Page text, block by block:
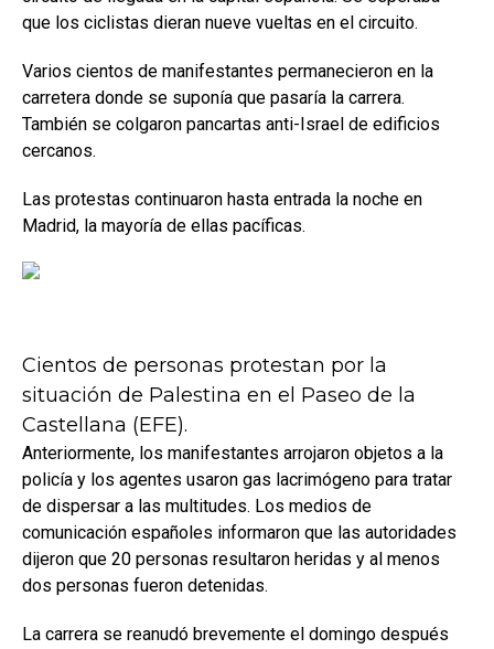
que los ciclistas dieran nueve vueltas en el circuito.
Varios cientos de manifestantes permanecieron en la
carretera donde se suponía que pasaría la carrera.
También se colgaron pancartas anti-Israel de edificios
cercanos.
Las protestas continuaron hasta entrada la noche en
Madrid, la mayoría de ellas pacíficas.
Cientos de personas protestan por la
situación de Palestina en el Paseo de la
Castellana (EFE).
Anteriormente, los manifestantes arrojaron objetos a la
policía y los agentes usaron gas lacrimógeno para tratar
de dispersar a las multitudes. Los medios de
comunicación españoles informaron que las autoridades
dijeron que 20 personas resultaron heridas y al menos
dos personas fueron detenidas.
La carrera se reanudó brevemente el domingo después